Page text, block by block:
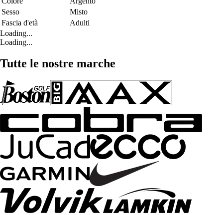
Sesso
Misto
Fascia d'età
Adulti
Loading...
Loading...
Tutte le nostre marche